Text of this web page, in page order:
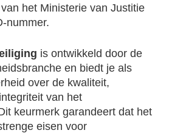
het Ministerie van Justitie
nummer.
is ontwikkeld door de
en biedt je als
over de kwaliteit,
van het
keurmerk garandeert dat het
eisen voor